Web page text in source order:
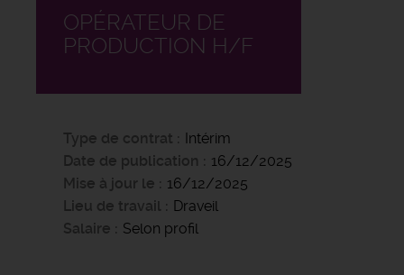
OPÉRATEUR DE
PRODUCTION H/F
Type de contrat
Intérim
Date de publication
16/12/2025
Mise à jour le
16/12/2025
Lieu de travail
Draveil
Salaire
Selon profil